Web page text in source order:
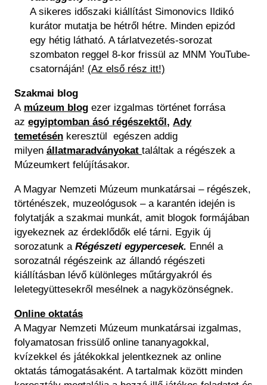
A sikeres időszaki kiállítást Simonovics Ildikó
kurátor mutatja be hétről hétre. Minden epizód
egy hétig látható. A tárlatvezetés-sorozat
szombaton reggel 8-kor frissül az MNM YouTube-
csatornáján! (Az első rész itt!)
Szakmai blog
A múzeum blog ezer izgalmas történet forrása
az egyiptomban ásó régészektől, Ady
temetésén keresztül egészen addig
milyen állatmaradványokat találtak a régészek a
Múzeumkert felújításakor.
A Magyar Nemzeti Múzeum munkatársai – régészek,
történészek, muzeológusok – a karantén idején is
folytatják a szakmai munkát, amit blogok formájában
igyekeznek az érdeklődők elé tárni. Egyik új
sorozatunk a Régészeti egypercesek. Ennél a
sorozatnál régészeink az állandó régészeti
kiállításban lévő különleges műtárgyakról és
leletegyüttesekről mesélnek a nagyközönségnek.
Online oktatás
A Magyar Nemzeti Múzeum munkatársai izgalmas,
folyamatosan frissülő online tananyagokkal,
kvízekkel és játékokkal jelentkeznek az online
oktatás támogatásaként. A tartalmak között minden